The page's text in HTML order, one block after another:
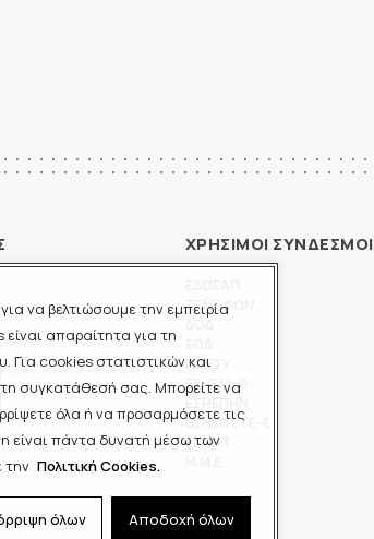
να βελτιώσουμε την εμπειρία
απαραίτητα για τη
Για cookies στατιστικών και
συγκατάθεσή σας. Μπορείτε να
όλα ή να προσαρμόσετε τις
είναι πάντα δυνατή μέσω των
την Πολιτική Cookies.
όλων Αποδοχή όλων
ΧΡΗΣΙΜΟΙ ΣΥΝΔΕΣΜΟΙ
ΞΕΝΟΦΩΝ
ΠΟΕΣΥ
ΕΣΗΕΜ-Θ
ΕΣΗΕΘΣΤΕ-Ε
ΕΣΠΗΤ